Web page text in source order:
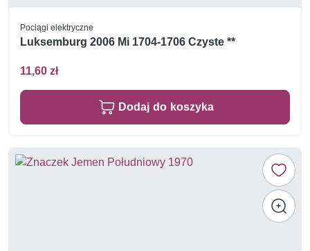
Pociągi elektryczne
Luksemburg 2006 Mi 1704-1706 Czyste **
11,60 zł
Dodaj do koszyka